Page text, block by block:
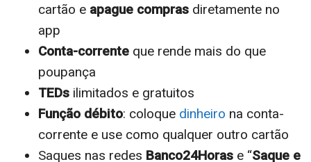
cartão e apague compras diretamente no
app
Conta-corrente que rende mais do que
poupança
TEDs ilimitados e gratuitos
Função débito: coloque dinheiro na conta-
corrente e use como qualquer outro cartão
Saques nas redes Banco24Horas e “Saque e